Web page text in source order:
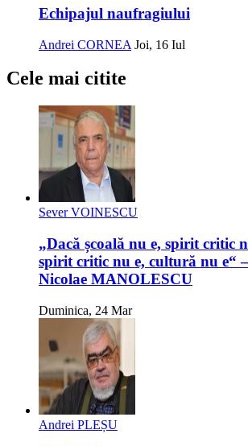
Echipajul naufragiului
Andrei CORNEA Joi, 16 Iul
Cele mai citite
Sever VOINESCU
„Dacă școală nu e, spirit critic
spirit critic nu e, cultură nu e“
Nicolae MANOLESCU
Duminica, 24 Mar
Andrei PLEȘU